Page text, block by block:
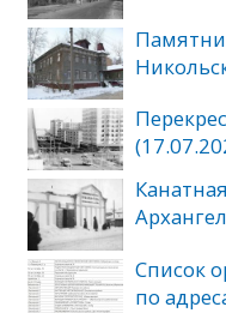
Список
по